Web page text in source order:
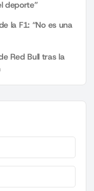
deporte”
la F1: “No es una
Red Bull tras la